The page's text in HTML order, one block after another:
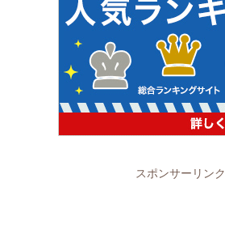
スポンサーリンク